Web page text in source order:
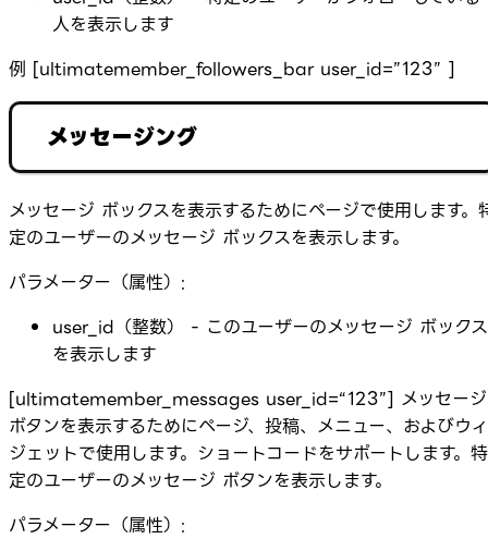
人を表示します
例 [ultimatemember_followers_bar user_id=”123” ]
メッセージング
メッセージ ボックスを表示するためにページで使用します。
定のユーザーのメッセージ ボックスを表示します。
パラメーター（属性）:
user_id（整数） - このユーザーのメッセージ ボックス
を表示します
[ultimatemember_messages user_id=“123”] メッセージ
ボタンを表示するためにページ、投稿、メニュー、およびウィ
ジェットで使用します。ショートコードをサポートします。特
定のユーザーのメッセージ ボタンを表示します。
パラメーター（属性）: